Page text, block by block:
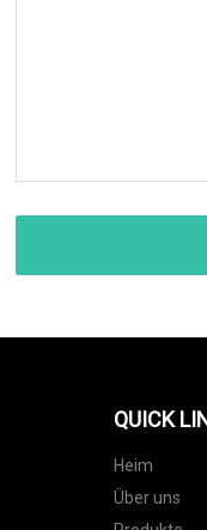
QUICK
Heim
Über uns